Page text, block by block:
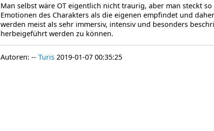
Man selbst wäre OT eigentlich nicht traurig, aber man steckt
Emotionen des Charakters als die eigenen empfindet und
werden meist als sehr immersiv, intensiv und besonders
herbeigeführt werden zu können.
Autoren: -- Turis2019-01-07 00:35:25